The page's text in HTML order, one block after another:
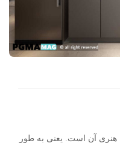
آن است. یعنی به طور